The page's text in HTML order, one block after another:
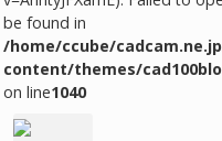
be found in
/home/ccube/
content/themes/
on line1040